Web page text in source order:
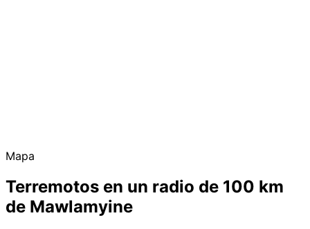
Mapa
Terremotos en un radio de 100 km
de Mawlamyine